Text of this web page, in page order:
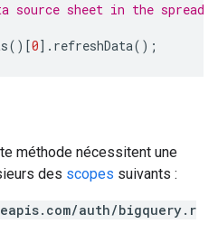
sheet in the
()[0]. refreshData();
méthode nécessitent une
des scopes suivants :
auth/bigquery.r